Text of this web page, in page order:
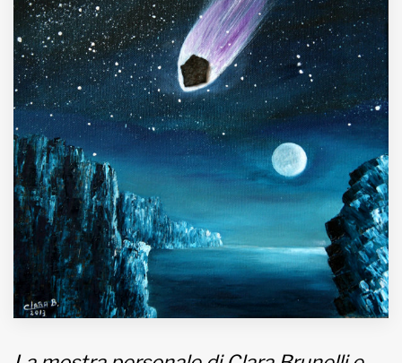
www.viveremilano.info
Fondato e diretto da Enzo De
Bernardis
EDB edizioni - Via Brivio angolo C.
Imbonati, 89 20159 Milano (Italia)
Informativa sulla privacy